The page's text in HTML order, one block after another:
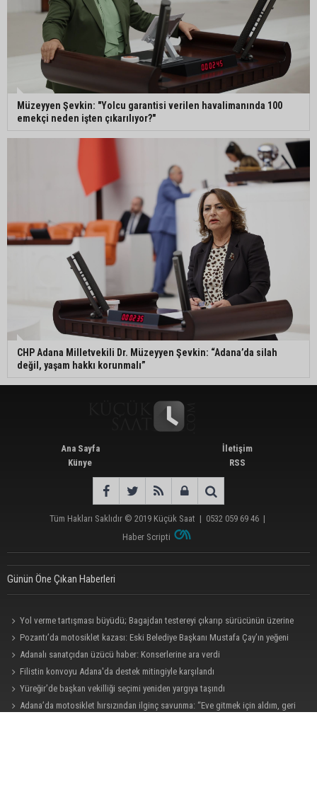
Müzeyyen Şevkin: "Yolcu garantisi verilen havalimanında 100
emekçi neden işten çıkarılıyor?"
CHP Adana Milletvekili Dr. Müzeyyen Şevkin: “Adana’da silah
değil, yaşam hakkı korunmalı”
Ana Sayfa
Künye
İletişim
RSS
Tüm Hakları Saklıdır © 2019 Küçük Saat | 0532 059 69 46 |
Haber Scripti
Günün Öne Çıkan Haberleri
Yol verme tartışması büyüdü; Bagajdan testereyi çıkarıp sürücünün üzerine
yürüdü
Pozantı’da motosiklet kazası: Eski Belediye Başkanı Mustafa Çay’ın yeğeni
hayatını kaybetti
Adanalı sanatçıdan üzücü haber: Konserlerine ara verdi
Filistin konvoyu Adana'da destek mitingiyle karşılandı
Yüreğir’de başkan vekilliği seçimi yeniden yargıya taşındı
Adana’da motosiklet hırsızından ilginç savunma: “Eve gitmek için aldım, geri